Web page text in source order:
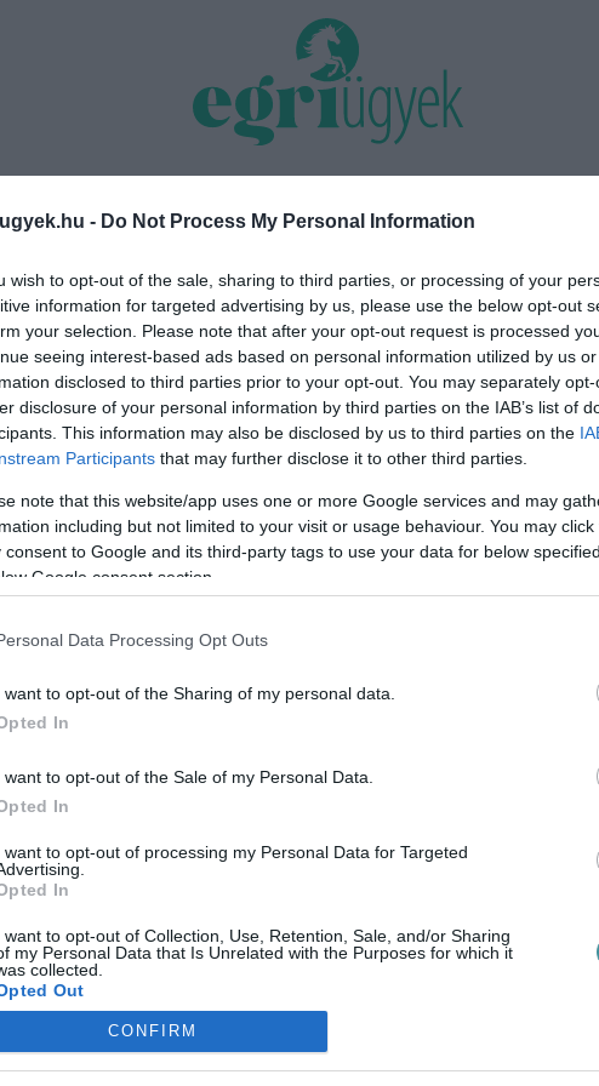
- Do Not Process My Personal Information
wish to opt-out of the sale, sharing to third parties, or processing of your
information for targeted advertising by us, please use the below opt-out
your selection. Please note that after your opt-out request is processed
seeing interest-based ads based on personal information utilized by us
disclosed to third parties prior to your opt-out. You may separately
disclosure of your personal information by third parties on the IAB’s list of
This information may also be disclosed by us to third parties on the
Participants that may further disclose it to other third parties.
note that this website/app uses one or more Google services and may
including but not limited to your visit or usage behaviour. You may
consent to Google and its third-party tags to use your data for below
Google consent section.
Data Processing Opt Outs
want to opt-out of the Sharing of my personal data.
In
want to opt-out of the Sale of my Personal Data.
In
want to opt-out of processing my Personal Data for Targeted
In
want to opt-out of Collection, Use, Retention, Sale, and/or Sharing
my Personal Data that Is Unrelated with the Purposes for which it
collected.
Out
consents
CONFIRM
Szarvaskőnél: őshonos és védett
mentettek ki a kiszáradó Eg...
„Nem tettünk nyomást a fiunkra”
család története, amely a Rapid
VÁDAT EMELTEK EGY VOLT HELYETTES ÁLLAMTITKÁR
ELLEN 2,2 MILLIÁRDOS HŰTLEN KEZELÉS MIATT
2022. december 23
Fejér Megyei Főügyészség egy volt minisztériumi helyettes
Törvényszéken - közölte a vádhat...
a
RENDŐRSÉG SZERINT NEM TÖRTÉNT HŰTLEN KEZELÉS
azt a nyomozást, amely az egri II. Rákóczi Ferenc utca 8–